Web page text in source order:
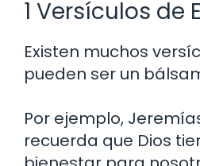
1 Versículos de
Existen muchos
pueden ser un
Por ejemplo,
recuerda que Dios